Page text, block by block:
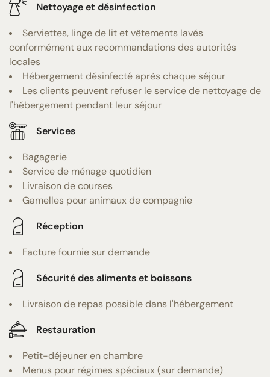
Nettoyage et désinfection
Serviettes, linge de lit et vêtements lavés
conformément aux recommandations des autorités
locales
Hébergement désinfecté après chaque séjour
Les clients peuvent refuser le service de nettoyage de
l'hébergement pendant leur séjour
Services
Bagagerie
Service de ménage quotidien
Livraison de courses
Gamelles pour animaux de compagnie
Réception
Facture fournie sur demande
Sécurité des aliments et boissons
Livraison de repas possible dans l'hébergement
Restauration
Petit-déjeuner en chambre
Menus pour régimes spéciaux (sur demande)